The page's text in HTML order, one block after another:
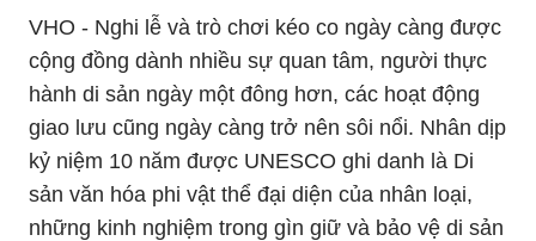
VHO - Nghi lễ và trò chơi kéo co ngày càng được
cộng đồng dành nhiều sự quan tâm, người thực
hành di sản ngày một đông hơn, các hoạt động
giao lưu cũng ngày càng trở nên sôi nổi. Nhân dịp
kỷ niệm 10 năm được UNESCO ghi danh là Di
sản văn hóa phi vật thể đại diện của nhân loại,
những kinh nghiệm trong gìn giữ và bảo vệ di sản